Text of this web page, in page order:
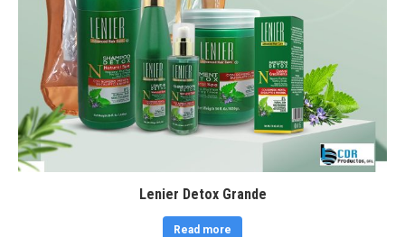
Lenier Detox Grande
Read more